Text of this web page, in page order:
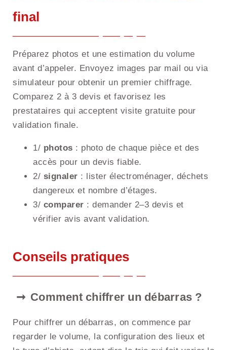
final
Préparez photos et une estimation du volume
avant d’appeler. Envoyez images par mail ou via
simulateur pour obtenir un premier chiffrage.
Comparez 2 à 3 devis et favorisez les
prestataires qui acceptent visite gratuite pour
validation finale.
1/ photos : photo de chaque pièce et des
accès pour un devis fiable.
2/ signaler : lister électroménager, déchets
dangereux et nombre d’étages.
3/ comparer : demander 2–3 devis et
vérifier avis avant validation.
Conseils pratiques
Comment chiffrer un débarras ?
Pour chiffrer un débarras, on commence par
regarder le volume, la configuration des lieux et